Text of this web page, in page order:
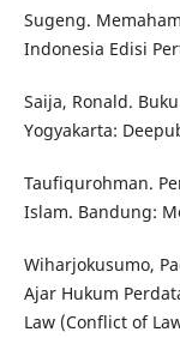
Sugeng.
Indonesia Edisi
Saija, Ronald.
Yogyakarta:
Taufiqurohman.
Islam. Bandung:
Wiharjokusumo,
Ajar Hukum
Law (Conflict of